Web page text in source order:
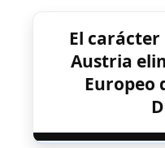
El
Austria
Europeo